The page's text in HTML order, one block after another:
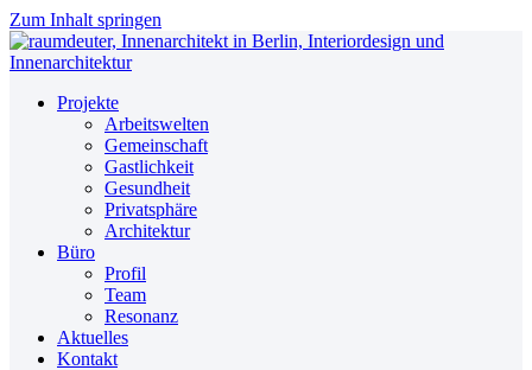
Zum Inhalt springen
Projekte
Arbeitswelten
Gemeinschaft
Gastlichkeit
Gesundheit
Privatsphäre
Architektur
Büro
Profil
Team
Resonanz
Aktuelles
Kontakt